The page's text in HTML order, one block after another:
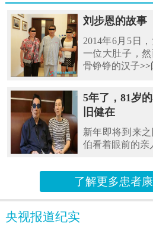
刘步恩的故事
2014年6月5日
一位大肚子，
骨铮铮的汉子>>
5年了，81岁
旧健在
新年即将到来
伯看着眼前的亲
了解更多患者
央视报道纪实